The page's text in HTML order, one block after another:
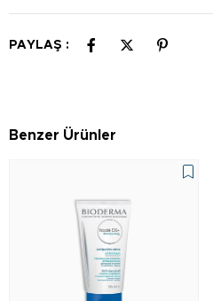
PAYLAŞ :
Benzer Ürünler